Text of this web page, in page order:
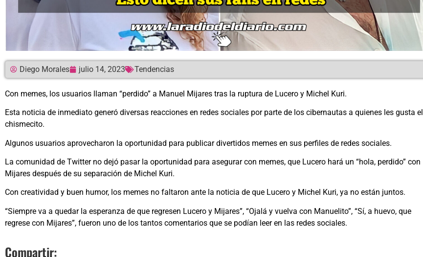
Diego Morales julio 14, 2023 Tendencias
Con memes, los usuarios llaman “perdido” a Manuel Mijares tras la ruptura de Lucero y Michel Kuri.
Esta noticia de inmediato generó diversas reacciones en redes sociales por parte de los cibernautas a quienes les gusta el
chismecito.
Algunos usuarios aprovecharon la oportunidad para publicar divertidos memes en sus perfiles de redes sociales.
La comunidad de Twitter no dejó pasar la oportunidad para asegurar con memes, que Lucero hará un “hola, perdido” con
Mijares después de su separación de Michel Kuri.
Con creatividad y buen humor, los memes no faltaron ante la noticia de que Lucero y Michel Kuri, ya no están juntos.
“Siempre va a quedar la esperanza de que regresen Lucero y Mijares”, “Ojalá y vuelva con Manuelito”, “Sí, a huevo, que
regrese con Mijares”, fueron uno de los tantos comentarios que se podían leer en las redes sociales.
Compartir: